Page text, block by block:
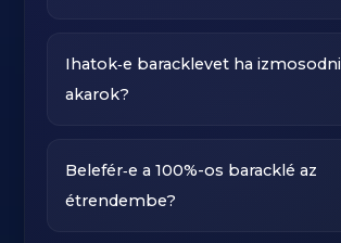
Ihatok‑e baracklevet ha izmosodni
akarok?
Belefér‑e a 100%-os baracklé az
étrendembe?